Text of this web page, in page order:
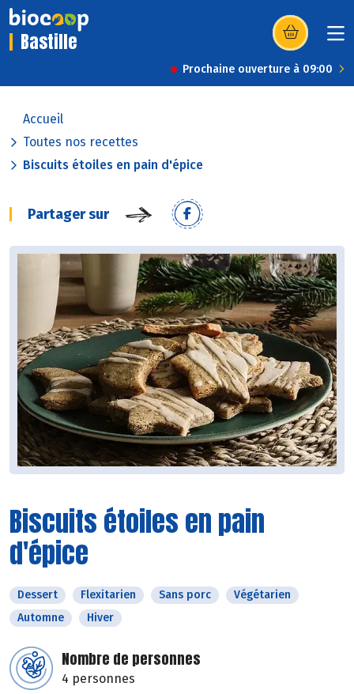
Bastille (s’ouvre dans
Prochaine ouverture à 09:00
Accueil
Toutes nos recettes
Biscuits étoiles en pain d'épice
Partager sur
Biscuits étoiles en pain
d'épice
Dessert Flexitarien Sans porc
Végétarien
Automne
Hiver
Nombre de personnes
4 personnes